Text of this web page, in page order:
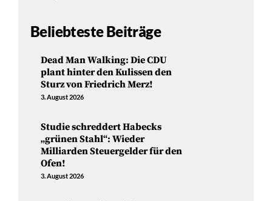
Beliebteste Beiträge
Dead Man Walking: Die CDU
plant hinter den Kulissen den
Sturz von Friedrich Merz!
3. August 2026
Studie schreddert Habecks
„grünen Stahl“: Wieder
Milliarden Steuergelder für den
Ofen!
3. August 2026